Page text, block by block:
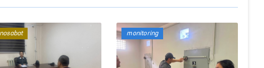
monitoring